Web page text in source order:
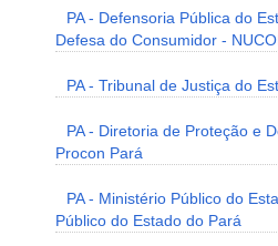
PA - Defensoria Pública do
Defesa do Consumidor -
PA - Tribunal de Justiça do
PA - Diretoria de Proteção e
Procon Pará
PA - Ministério Público do
Público do Estado do Pará